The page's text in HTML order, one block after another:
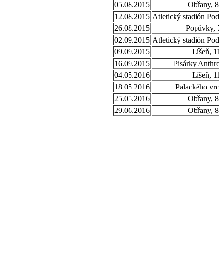
05.08.2015
Obřany,
12.08.2015 Atletický stadión
26.08.2015
Popůvky,
02.09.2015 Atletický stadión
09.09.2015
Líšeň,
16.09.2015
Pisárky
04.05.2016
Líšeň,
18.05.2016
Palackého
25.05.2016
Obřany,
29.06.2016
Obřany,